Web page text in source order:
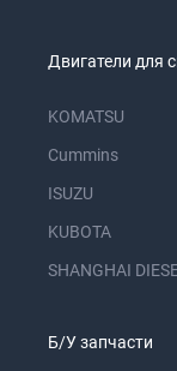
Двигатели для
KOMATSU
Cummins
ISUZU
KUBOTA
SHANGHAI
Б/У запчасти